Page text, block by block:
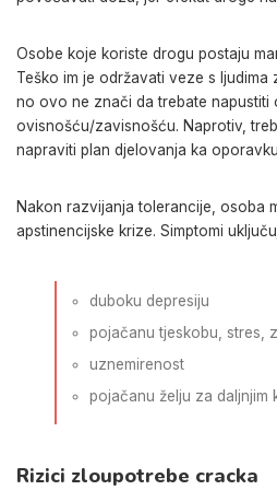
Osobe koje koriste drogu postaju
Teško im je održavati veze s ljudima
no ovo ne znači da trebate napustiti
ovisnošću/zavisnošću. Naprotiv,
napraviti plan djelovanja ka
Nakon razvijanja tolerancije, osoba
apstinencijske krize. Simptomi
duboku depresiju
pojačanu tjeskobu, stres,
uznemirenost
pojačanu želju za daljnjim
Rizici zloupotrebe cracka